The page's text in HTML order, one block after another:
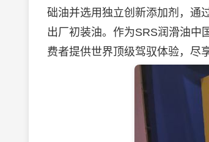
础油并选用独立创新添加剂，通
出厂初装油。作为SRS润滑油中
费者提供世界顶级驾驭体验，尽